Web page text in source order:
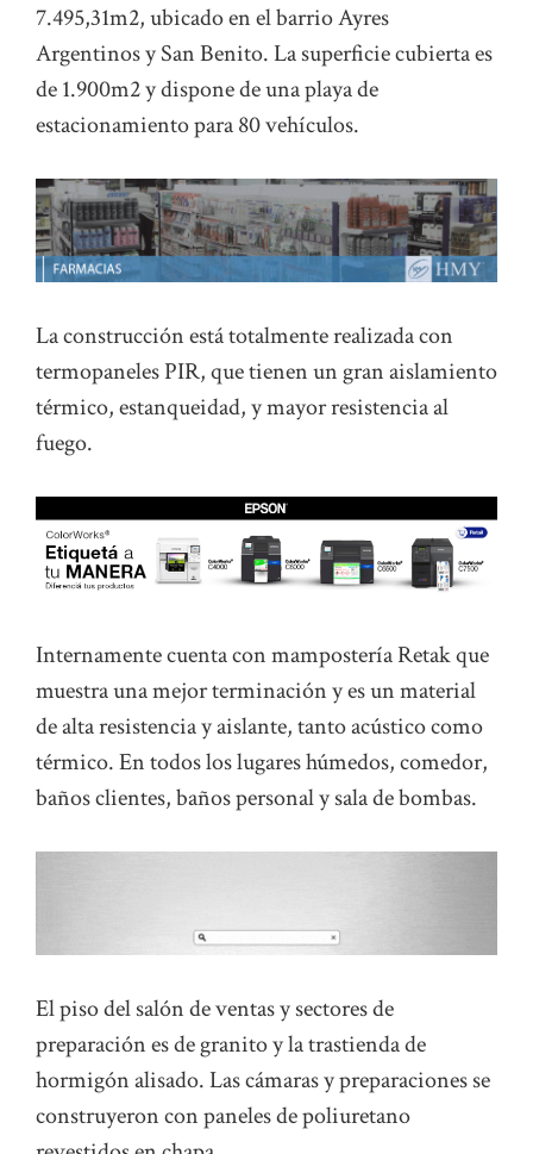
7.495,31m2, ubicado en el barrio Ayres
Argentinos y San Benito. La superficie cubierta es
de 1.900m2 y dispone de una playa de
estacionamiento para 80 vehículos.
La construcción está totalmente realizada con
termopaneles PIR, que tienen un gran aislamiento
térmico, estanqueidad, y mayor resistencia al
fuego.
Internamente cuenta con mampostería Retak que
muestra una mejor terminación y es un material
de alta resistencia y aislante, tanto acústico como
térmico. En todos los lugares húmedos, comedor,
baños clientes, baños personal y sala de bombas.
El piso del salón de ventas y sectores de
preparación es de granito y la trastienda de
hormigón alisado. Las cámaras y preparaciones se
construyeron con paneles de poliuretano